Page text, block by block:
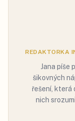
REDAKTORKA
Jana píše
šikovných
řešení, která
nich